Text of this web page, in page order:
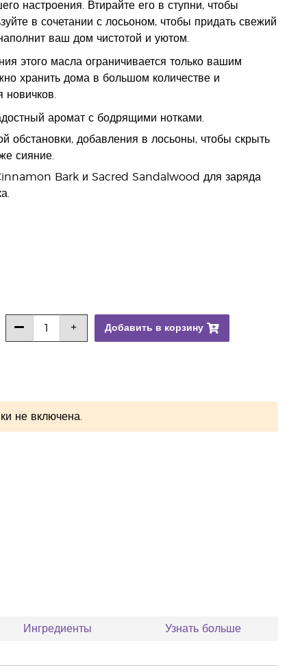
настроения. Втирайте его в ступни, чтобы
в сочетании с лосьоном, чтобы придать свежий
ваш дом чистотой и уютом.
этого масла ограничивается только вашим
хранить дома в большом количестве и
новичков.
аромат с бодрящими нотками.
обстановки, добавления в лосьоны, чтобы скрыть
сияние.
Bark и Sacred Sandalwood для заряда
Добавить в корзину
не включена.
Ингредиенты Узнать больше